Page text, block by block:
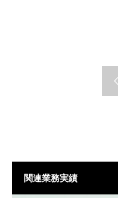
関連業務実績